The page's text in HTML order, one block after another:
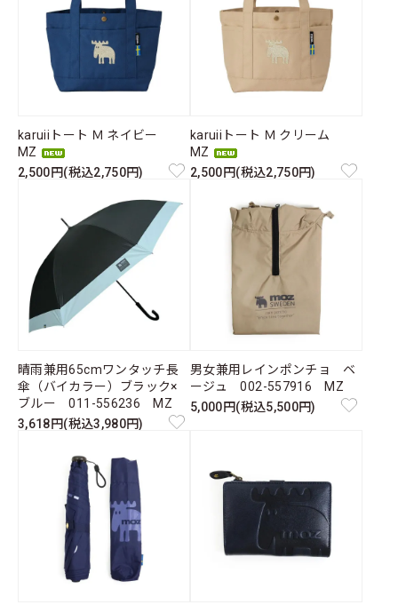
karuiiトート Ｍ ネイビー
MZ
2,500円(税込2,750円)
karuiiトート Ｍ クリーム
MZ
2,500円(税込2,750円)
晴雨兼用65cmワンタッチ長
傘（バイカラー）ブラック×
ブルー 011-556236 MZ
3,618円(税込3,980円)
男女兼用レインポンチョ ベ
ージュ 002-557916 MZ
5,000円(税込5,500円)